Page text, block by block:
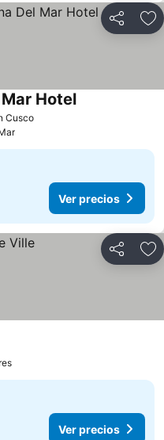
Compartir
CuscoVer precios
HotelVer precios
Ver precios
Compartir
Ver precios